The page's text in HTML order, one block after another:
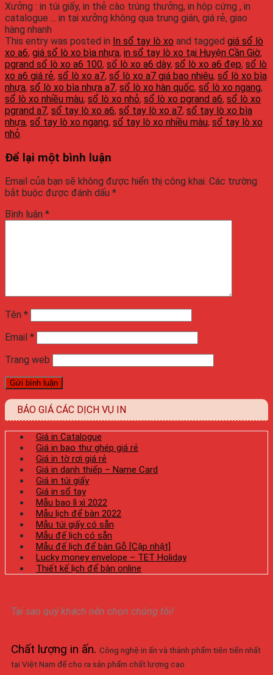
Xưởng : in túi giấy, in thẻ cào trúng thưởng, in hộp cứng , in
catalogue ... in tại xưởng không qua trung gián, giá rẻ, giao
hàng nhanh
This entry was posted in In sổ tay lò xo and tagged giá sổ lò
xo a6, giá sổ lò xo bìa nhựa, in sổ tay lò xo tại Huyện Cần Giờ,
pgrand sổ lò xo a6 100, sổ lò xo a6 dày, sổ lò xo a6 đẹp, sổ lò
xo a6 giá rẻ, sổ lò xo a7, sổ lò xo a7 giá bao nhiêu, sổ lò xo bìa
nhựa, sổ lò xo bìa nhựa a7, sổ lò xo hàn quốc, sổ lò xo ngang,
sổ lò xo nhiều màu, sổ lò xo nhỏ, sổ lò xo pgrand a6, sổ lò xo
pgrand a7, sổ tay lò xo a6, sổ tay lò xo a7, sổ tay lò xo bìa
nhựa, sổ tay lò xo ngang, sổ tay lò xo nhiều màu, sổ tay lò xo
nhỏ.
Để lại một bình luận
Email của bạn sẽ không được hiển thị công khai. Các trường
bắt buộc được đánh dấu *
Bình luận *
Tên *
Email *
Trang web
BÁO GIÁ CÁC DỊCH VỤ IN
Giá in Catalogue
Giá in bao thư ghép giá rẻ
Giá in tờ rơi giá rẻ
Giá in danh thiếp – Name Card
Giá in túi giấy
Giá in sổ tay
Mẫu bao lì xì 2022
Mẫu lịch để bàn 2022
Mẫu túi giấy có sẵn
Mẫu đế lịch có sẵn
Mẫu đế lịch để bàn Gỗ [Cập nhật]
Lucky money envelope – TET Holiday
Thiết kế lịch để bàn online
Tại sao quý khách nên chọn chúng tôi!
Chất lượng in ấn. Công nghệ in ấn và thành phẩm tiên tiến nhất
tại Việt Nam để cho ra sản phẩm chất lượng cao